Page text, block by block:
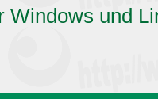
Windows und